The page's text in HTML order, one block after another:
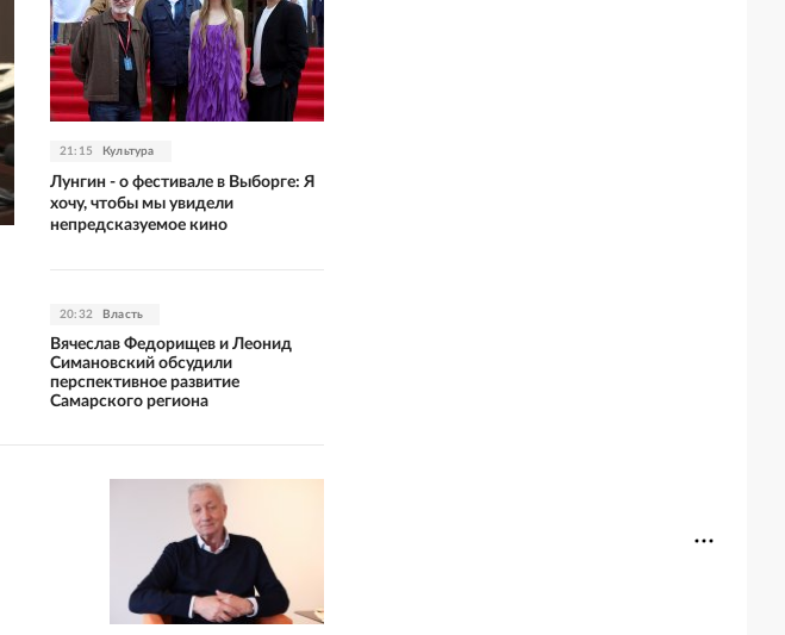
21:15 Культура
Лунгин - о фестивале в Выборге: Я
хочу, чтобы мы увидели
непредсказуемое кино
20:32 Власть
Вячеслав Федорищев и Леонид
Симановский обсудили
перспективное развитие
Самарского региона